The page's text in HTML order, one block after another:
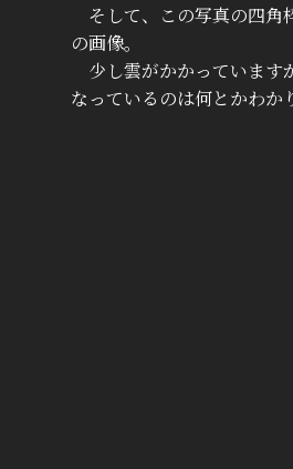
そして、この写真の四角
の画像。
少し雲がかかっています
なっているのは何とかわか